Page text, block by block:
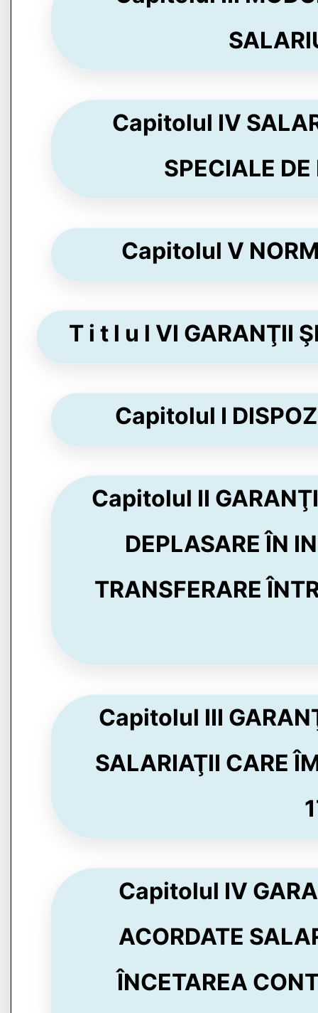
Capitolul IV
SPECIALE
Capitolul V
T i t l u l VI GARANŢII
Capitolul I
Capitolul II
DEPLASARE ÎN
TRANSFERARE
Capitolul III
SALARIAŢII CARE
Capitolul IV
ACORDATE
ÎNCETAREA